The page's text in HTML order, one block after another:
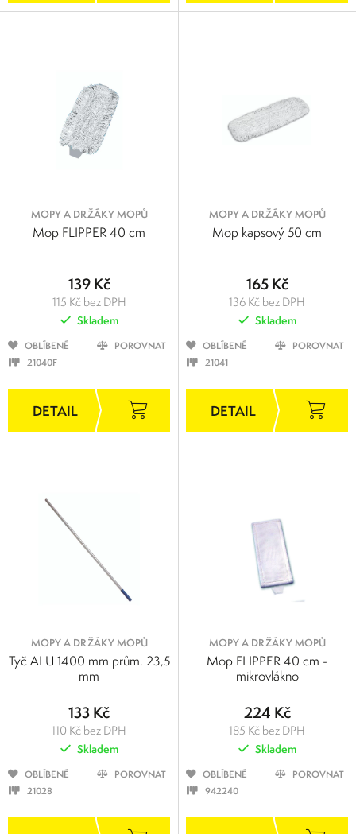
MOPY A DRŽÁKY MOPŮ
Mop FLIPPER 40 cm
139 Kč
115 Kč bez DPH
Skladem
OBLÍBENÉ
POROVNAT
21040F
MOPY A DRŽÁKY MOPŮ
Mop kapsový 50 cm
165 Kč
136 Kč bez DPH
Skladem
OBLÍBENÉ
POROVNAT
21041
MOPY A DRŽÁKY MOPŮ
Tyč ALU 1400 mm prům. 23,5
mm
133 Kč
110 Kč bez DPH
Skladem
OBLÍBENÉ
POROVNAT
21028
MOPY A DRŽÁKY MOPŮ
Mop FLIPPER 40 cm -
mikrovlákno
224 Kč
185 Kč bez DPH
Skladem
OBLÍBENÉ
POROVNAT
942240